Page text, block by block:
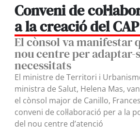
Conveni de
a la creació del
El cònsol va manifestar
nou centre per adaptar-
necessitats
El ministre de Territori i
ministra de Salut, Helena Mas,
el cònsol major de Canillo,
conveni de col·laboració per a la
del nou centre d’atenció